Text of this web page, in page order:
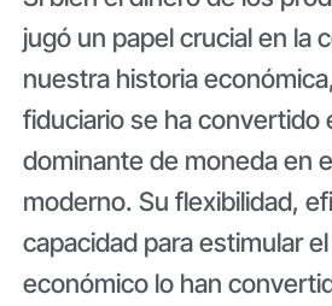
jugó un papel crucial en la
nuestra historia
fiduciario se ha convertido
dominante de moneda en
moderno. Su flexibilidad,
capacidad para estimular
económico lo han